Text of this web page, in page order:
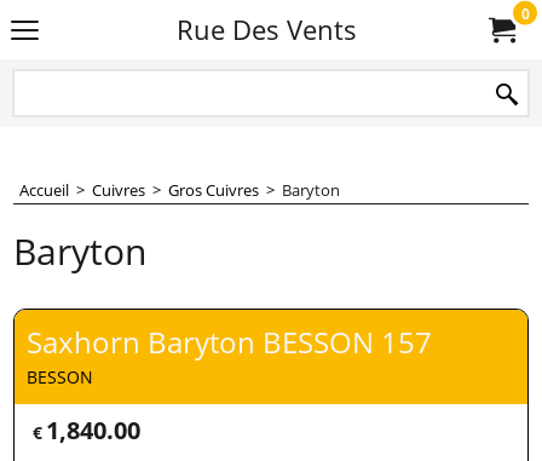
Rue Des Vents 0
Accueil > Cuivres > Gros Cuivres > Baryton
Baryton
Saxhorn Baryton BESSON 157
BESSON
€ 1,840.00